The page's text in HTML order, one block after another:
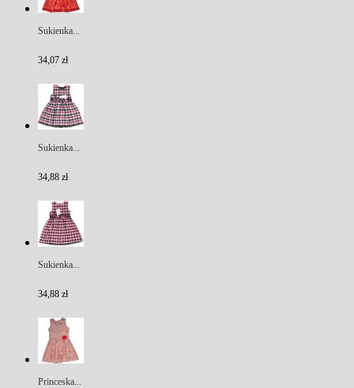
Sukienka...
34,07 zł
Sukienka...
34,88 zł
Sukienka...
34,88 zł
Princeska...